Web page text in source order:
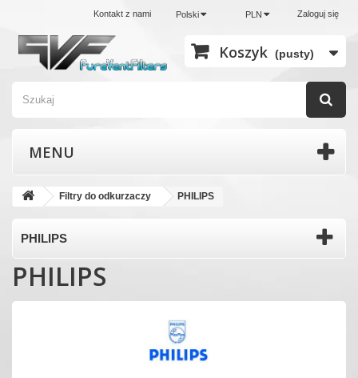
Zaloguj się
PLN
Polski
Kontakt z nami
Koszyk (pusty)
MENU
Filtry do odkurzaczy PHILIPS
PHILIPS
PHILIPS